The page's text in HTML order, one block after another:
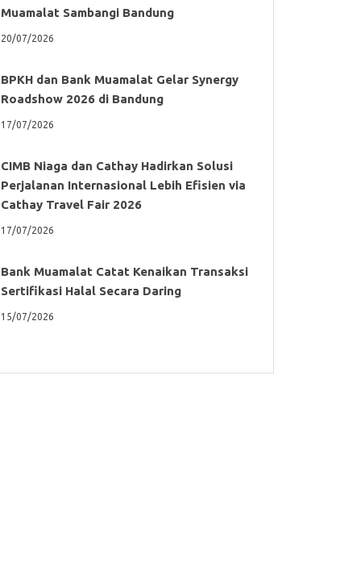
Muamalat Sambangi Bandung
20/07/2026
BPKH dan Bank Muamalat Gelar Synergy
Roadshow 2026 di Bandung
17/07/2026
CIMB Niaga dan Cathay Hadirkan Solusi
Perjalanan Internasional Lebih Efisien via
Cathay Travel Fair 2026
17/07/2026
Bank Muamalat Catat Kenaikan Transaksi
Sertifikasi Halal Secara Daring
15/07/2026